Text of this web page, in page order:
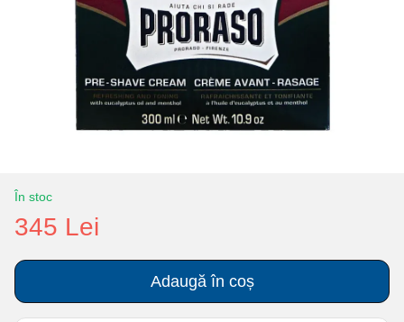
În stoc
345 Lei
Adaugă în coș